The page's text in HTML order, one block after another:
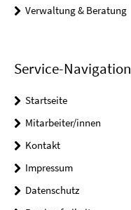
Verwaltung & Beratung
Service-Navigation
Startseite
Mitarbeiter/innen
Kontakt
Impressum
Datenschutz